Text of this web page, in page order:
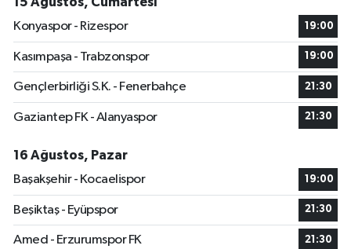
Konyaspor - Rizespor
19:00
Kasımpaşa - Trabzonspor 19:00
Gençlerbirliği S.K. - Fenerbahçe 21:30
Gaziantep FK - Alanyaspor 21:30
16 Ağustos, Pazar
Başakşehir - Kocaelispor
19:00
Beşiktaş - Eyüpspor 21:30
Amed - Erzurumspor FK 21:30